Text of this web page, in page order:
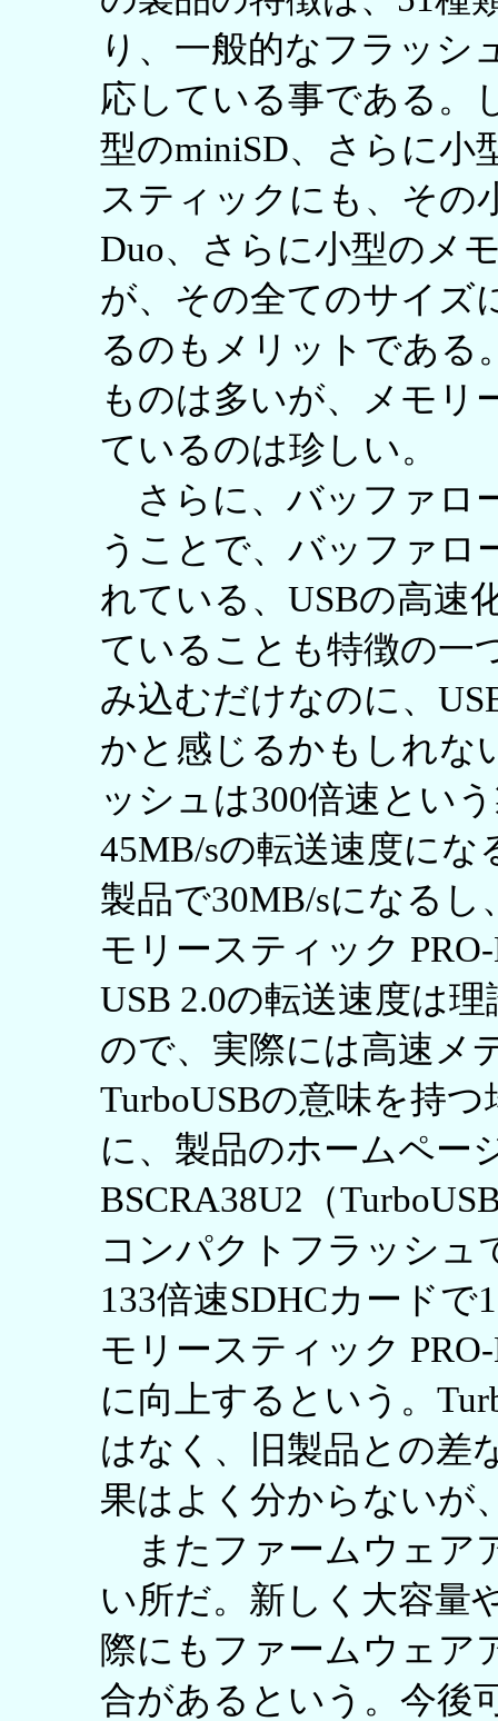
り、一般的なフラッシ
応している事である。
型のminiSD、さらに小
スティックにも、その
Duo、さらに小型のメ
が、その全てのサイズ
るのもメリットである
ものは多いが、メモリ
ているのは珍しい。
さらに、バッファロ
うことで、バッファロ
れている、USBの高速
ていることも特徴の一
み込むだけなのに、
かと感じるかもしれな
ッシュは300倍速とい
45MB/sの転送速度にな
製品で30MB/sになる
モリースティック
USB 2.0の転送速度は
ので、実際には高速メ
TurboUSBの意味を持
に、製品のホームペー
BSCRA38U2（
コンパクトフラッシュ
133倍速SDHCカードで
モリースティック
に向上するという。
はなく、旧製品との差
果はよく分からないが
またファームウェア
い所だ。新しく大容量
際にもファームウェア
合があるという。今後